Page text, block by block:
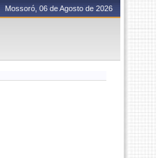
Mossoró, 06 de Agosto de 2026